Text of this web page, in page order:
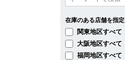
在庫のある店舗を指定
関東地区すべて
大阪地区すべて
福岡地区すべて